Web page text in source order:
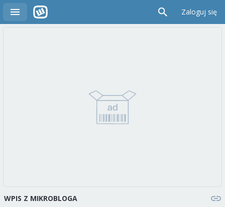
Zaloguj się
WPIS Z MIKROBLOGA